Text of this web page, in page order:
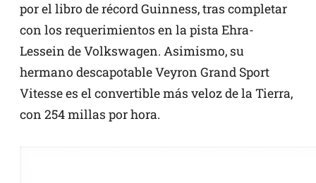
por el libro de récord Guinness, tras completar
con los requerimientos en la pista Ehra-
Lessein de Volkswagen. Asimismo, su
hermano descapotable Veyron Grand Sport
Vitesse es el convertible más veloz de la Tierra,
con 254 millas por hora.